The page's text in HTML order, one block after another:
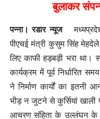
बुलाकर
पन्ना। रडार न्यूज
पीएचई मंत्री कुसुम सिंह
लिए काफी हड़बड़ी भरा था।
कार्यक्रम में पूर्व निर्धारित
ने निर्माण कार्यों का इतनी
भीड़ न जुटने से कुर्सियां खाली
आचरण संहिता के उल्लंघन के